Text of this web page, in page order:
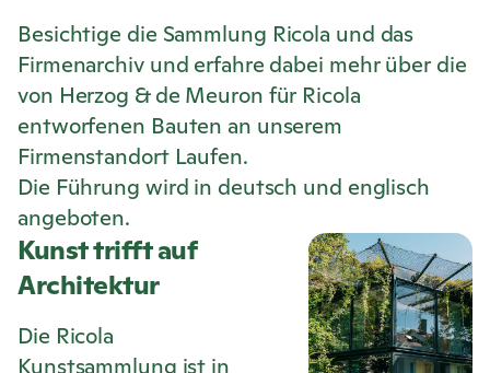
Besichtige die Sammlung Ricola und das
Firmenarchiv und erfahre dabei mehr über die
von Herzog & de Meuron für Ricola
entworfenen Bauten an unserem
Firmenstandort Laufen.
Die Führung wird in deutsch und englisch
angeboten.
Kunst trifft auf
Architektur
Die Ricola
Kunstsammlung ist in